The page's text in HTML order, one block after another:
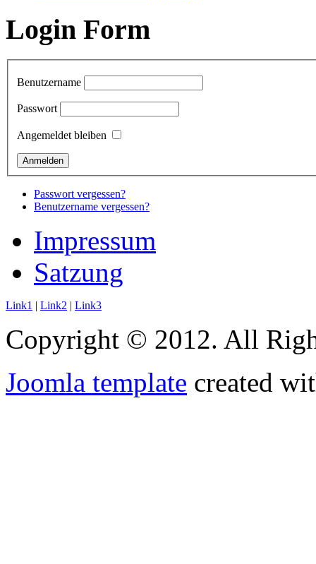
Login Form
Benutzername
Passwort
Angemeldet bleiben
Passwort vergessen?
Benutzername vergessen?
Impressum
Satzung
Link1 | Link2 | Link3
Copyright © 2012. All
Joomla template created